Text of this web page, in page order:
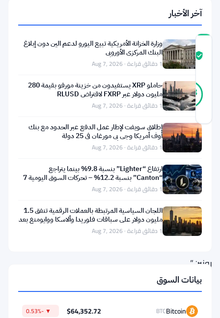
دوجكوين
درجة
ثقة
المجتمع
موثّق
98
%
حقيقي
موثّق
41
أصوات
آخر تحديث 1 شهر مضت
كارل
رينش
ذاهب
إلى
السجن.
المخرج
وراء
رونين”
حُكم
عليه
بالسجن
آخر الأخبار
وزارة الخزانة الأمريكية تبيع اليورو لدعم الين دون إبلاغ
البنك المركزي الأوروبي
1 دقائق قراءة · Aug 7, 2026
حاملو XRP يستفيدون من خزينة مورفو بقيمة 280
مليون دولار عبر FXRP لاقتراض RLUSD
1 دقائق قراءة · Aug 7, 2026
إطلاق سويفت لإطار عمل الدفع عبر الحدود مع بنك
أوف أمريكا وجي بي مورغان في 25 دولة
1 دقائق قراءة · Aug 7, 2026
ارتفاع “Lighter” بنسبة 9.8% بينما يتراجع
“Canton” بنسبة 12.2% – تحركات السوق اليومية 7
أغسطس1 دقائق قراءة · Aug 7, 2026
اللجان السياسية المرتبطة بالعملات الرقمية تنفق 1.5
مليون دولار على سباقات فلوريدا وألاسكا ووايومنغ بعد
تعثر1 دقائق قراءة · Aug 7, 2026
بيانات السوق
Bitcoin
BTC
$64,352.72
▼ -0.53%